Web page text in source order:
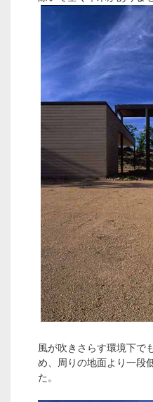
風が吹きさらす環境下で
め、周りの地面より一段
た。